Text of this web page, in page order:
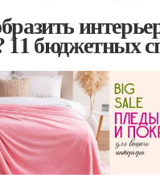
11 бюджетных